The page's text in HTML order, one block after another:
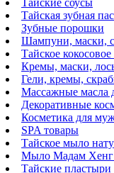
Тайская зубная
Зубные порошки
Шампуни, маски,
Тайское
Кремы, маски,
Гели, кремы,
Массажные масла
Декоративные
Косметика для
SPA товары
Тайское мыло
Мыло Мадам Хенг
Тайские пластыри